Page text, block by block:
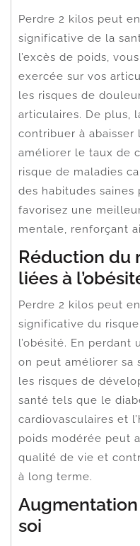
Perdre 2 kilos peut
significative de la
l’excès de poids,
exercée sur vos
les risques de
articulaires. De plus,
contribuer à abaisser
améliorer le taux de
risque de maladies
des habitudes saines
favorisez une
mentale, renforçant
Réduction du
liées à
Perdre 2 kilos peut
significative du
l’obésité. En
on peut améliorer sa
les risques de
santé tels que le
cardiovasculaires et
poids modérée peut
qualité de vie et
à long terme.
soi